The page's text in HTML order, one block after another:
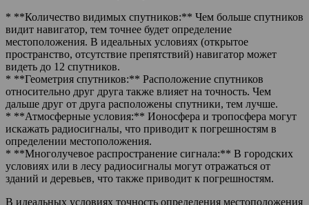
* **Количество видимых спутников:** Чем больше спутников
видит навигатор, тем точнее будет определение
местоположения. В идеальных условиях (открытое
пространство, отсутствие препятствий) навигатор может
видеть до 12 спутников.
* **Геометрия спутников:** Расположение спутников
относительно друг друга также влияет на точность. Чем
дальше друг от друга расположены спутники, тем лучше.
* **Атмосферные условия:** Ионосфера и тропосфера могут
искажать радиосигналы, что приводит к погрешностям в
определении местоположения.
* **Многолучевое распространение сигнала:** В городских
условиях или в лесу радиосигналы могут отражаться от
зданий и деревьев, что также приводит к погрешностям.
В идеальных условиях точность определения местоположения